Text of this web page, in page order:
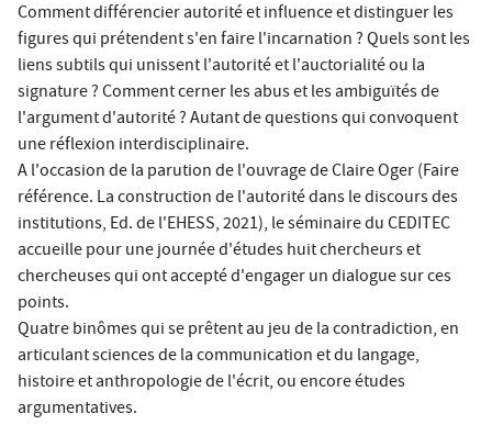
Comment différencier autorité et influence et distinguer les
figures qui prétendent s'en faire l'incarnation ? Quels sont les
liens subtils qui unissent l'autorité et l'auctorialité ou la
signature ? Comment cerner les abus et les ambiguïtés de
l'argument d'autorité ? Autant de questions qui convoquent
une réflexion interdisciplinaire.
A l'occasion de la parution de l'ouvrage de Claire Oger (Faire
référence. La construction de l'autorité dans le discours des
institutions, Ed. de l'EHESS, 2021), le séminaire du CEDITEC
accueille pour une journée d'études huit chercheurs et
chercheuses qui ont accepté d'engager un dialogue sur ces
points.
Quatre binômes qui se prêtent au jeu de la contradiction, en
articulant sciences de la communication et du langage,
histoire et anthropologie de l'écrit, ou encore études
argumentatives.